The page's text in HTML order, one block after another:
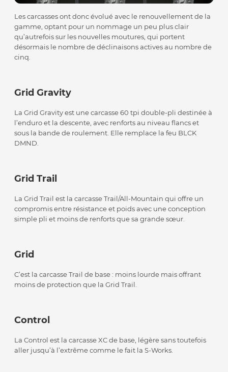
Les carcasses ont donc évolué avec le renouvellement de la
gamme, optant pour un nommage un peu plus clair
qu’autrefois sur les nouvelles moutures, qui portent
désormais le nombre de déclinaisons actives au nombre de
cinq.
Grid Gravity
La Grid Gravity est une carcasse 60 tpi double-pli destinée à
l’enduro et la descente, avec renforts au niveau flancs et
sous la bande de roulement. Elle remplace la feu BLCK
DMND.
Grid Trail
La Grid Trail est la carcasse Trail/All-Mountain qui offre un
compromis entre résistance et poids avec une conception
simple pli et moins de renforts que sa grande sœur.
Grid
C’est la carcasse Trail de base : moins lourde mais offrant
moins de protection que la Grid Trail.
Control
La Control est la carcasse XC de base, légère sans toutefois
aller jusqu’à l’extrême comme le fait la S-Works.